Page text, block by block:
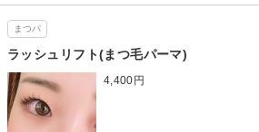
まつパ
ラッシュリフト(まつ毛パーマ)
4,400円